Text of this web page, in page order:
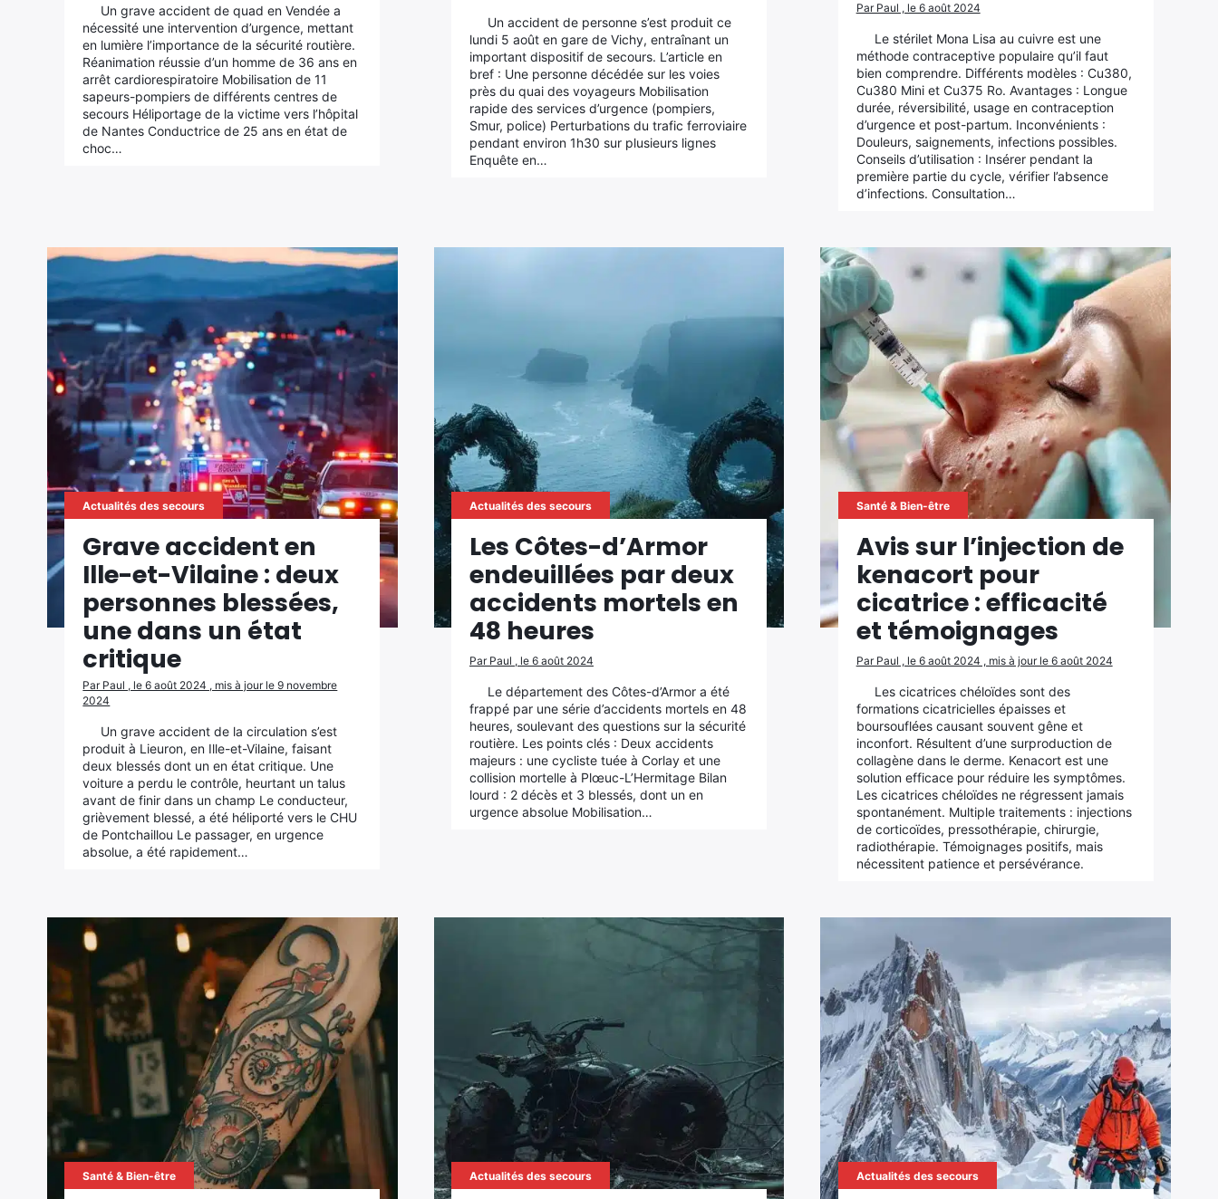
Un grave accident de quad en Vendée a
nécessité une intervention d’urgence, mettant
en lumière l’importance de la sécurité routière.
Réanimation réussie d’un homme de 36 ans en
arrêt cardiorespiratoire Mobilisation de 11
sapeurs-pompiers de différents centres de
secours Héliportage de la victime vers l’hôpital
de Nantes Conductrice de 25 ans en état de
choc…
Un accident de personne s’est produit ce
lundi 5 août en gare de Vichy, entraînant un
important dispositif de secours. L’article en
bref : Une personne décédée sur les voies
près du quai des voyageurs Mobilisation
rapide des services d’urgence (pompiers,
Smur, police) Perturbations du trafic ferroviaire
pendant environ 1h30 sur plusieurs lignes
Enquête en…
Par Paul , le 6 août 2024
Le stérilet Mona Lisa au cuivre est une
méthode contraceptive populaire qu’il faut
bien comprendre. Différents modèles : Cu380,
Cu380 Mini et Cu375 Ro. Avantages : Longue
durée, réversibilité, usage en contraception
d’urgence et post-partum. Inconvénients :
Douleurs, saignements, infections possibles.
Conseils d’utilisation : Insérer pendant la
première partie du cycle, vérifier l’absence
d’infections. Consultation…
Actualités des secours
Grave accident en
Ille-et-Vilaine : deux
personnes blessées,
une dans un état
critique
Par Paul , le 6 août 2024 , mis à jour le 9 novembre
2024
Un grave accident de la circulation s’est
produit à Lieuron, en Ille-et-Vilaine, faisant
deux blessés dont un en état critique. Une
voiture a perdu le contrôle, heurtant un talus
avant de finir dans un champ Le conducteur,
grièvement blessé, a été héliporté vers le CHU
de Pontchaillou Le passager, en urgence
absolue, a été rapidement…
Actualités des secours
Les Côtes-d’Armor
endeuillées par deux
accidents mortels en
48 heures
Par Paul , le 6 août 2024
Le département des Côtes-d’Armor a été
frappé par une série d’accidents mortels en 48
heures, soulevant des questions sur la sécurité
routière. Les points clés : Deux accidents
majeurs : une cycliste tuée à Corlay et une
collision mortelle à Plœuc-L’Hermitage Bilan
lourd : 2 décès et 3 blessés, dont un en
urgence absolue Mobilisation…
Santé & Bien-être
Avis sur l’injection de
kenacort pour
cicatrice : efficacité
et témoignages
Par Paul , le 6 août 2024 , mis à jour le 6 août 2024
Les cicatrices chéloïdes sont des
formations cicatricielles épaisses et
boursouflées causant souvent gêne et
inconfort. Résultent d’une surproduction de
collagène dans le derme. Kenacort est une
solution efficace pour réduire les symptômes.
Les cicatrices chéloïdes ne régressent jamais
spontanément. Multiple traitements : injections
de corticoïdes, pressothérapie, chirurgie,
radiothérapie. Témoignages positifs, mais
nécessitent patience et persévérance.
Santé & Bien-être Actualités des secours Actualités des secours